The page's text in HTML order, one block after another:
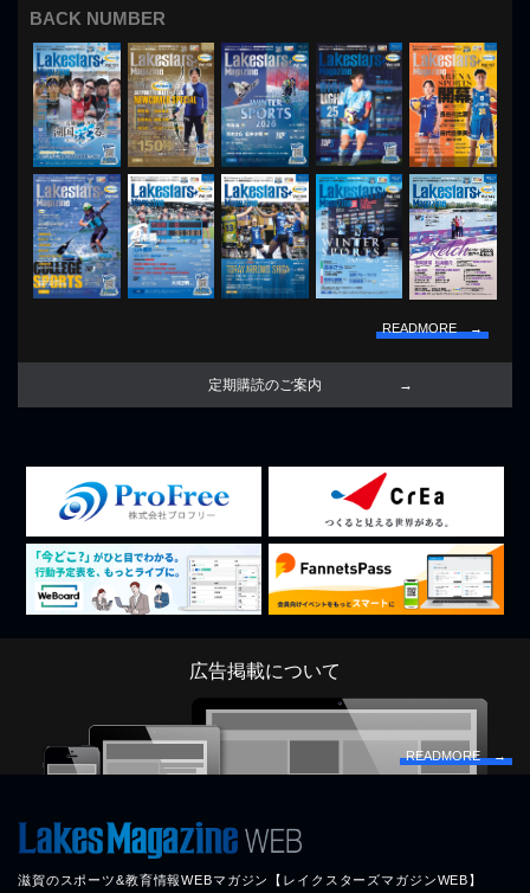
BACK NUMBER
READMORE →
定期購読のご案内
広告掲載について
READMORE →
滋賀のスポーツ&教育情報WEBマガジン【レイクスターズマガジンWEB】